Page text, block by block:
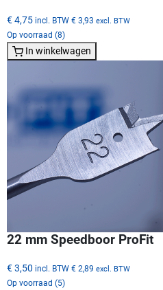
€ 4,75 incl. BTW € 3,93 excl. BTW
Op voorraad (8)
In winkelwagen
22 mm Speedboor ProFit
€ 3,50 incl. BTW € 2,89 excl. BTW
Op voorraad (5)